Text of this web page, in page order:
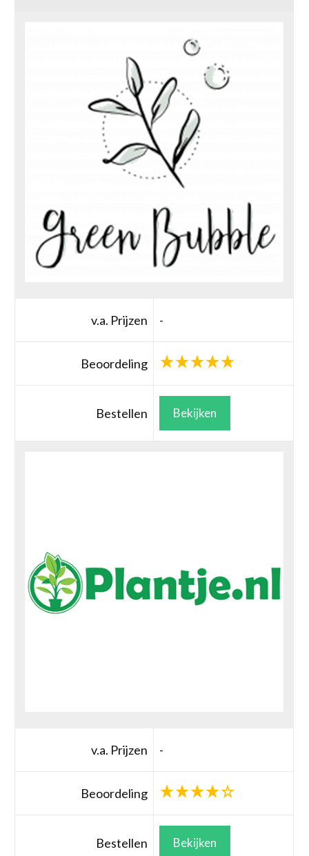
v.a. Prijzen -
Beoordeling
Bestellen Bekijken
v.a. Prijzen -
Beoordeling
Bestellen Bekijken